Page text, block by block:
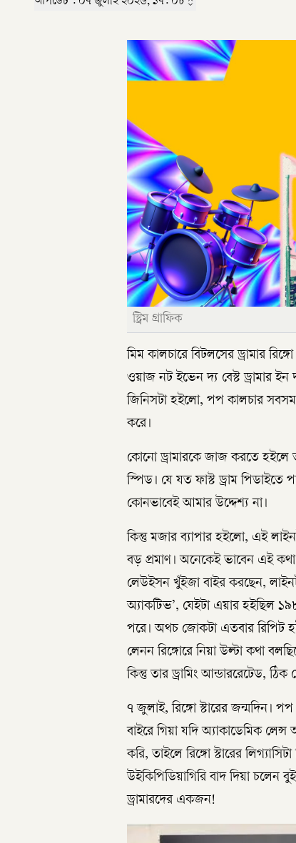
স্ট্রিম গ্রাফিক
মিম কালচারে বিটলসের ড্রামার
ওয়াজ নট ইভেন দ্য বেস্ট ড্রামার
জিনিসটা হইলো, পপ কালচার সবসময়
করে।
কোনো ড্রামারকে জাজ করতে হইলে
স্পিড। যে যত ফাস্ট ড্রাম পিডাইতে
কোনভাবেই আমার উদ্দেশ্য না।
কিন্তু মজার ব্যাপার হইলো, এই
বড় প্রমাণ। অনেকেই ভাবেন এই কথা
লেউইসন খুঁইজা বাইর করছেন,
অ্যাকটিভ’, যেইটা এয়ার হইছিল
পরে। অথচ জোকটা এতবার রিপিট
লেনন রিঙ্গোরে নিয়া উল্টা কথা
কিন্তু তার ড্রামিং আন্ডাররেটেড,
৭ জুলাই, রিঙ্গো স্টারের জন্মদিন।
বাইরে গিয়া যদি অ্যাকাডেমিক লেন্স
করি, তাইলে রিঙ্গো স্টারের
উইকিপিডিয়াগিরি বাদ দিয়া চলেন
ড্রামারদের একজন!